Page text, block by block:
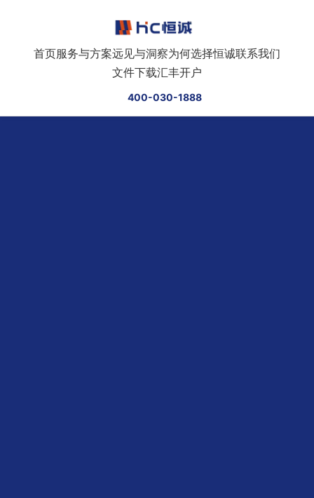
首页服务与方案远见与洞察为何选择恒诚联系我们
文件下载汇丰开户
400-030-1888